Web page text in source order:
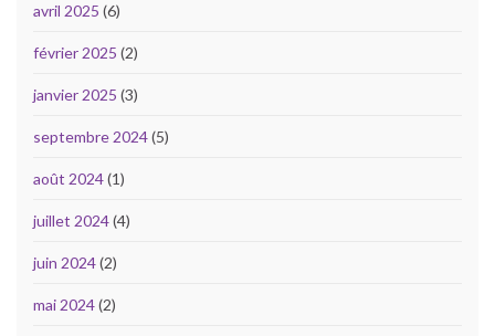
avril 2025 (6)
février 2025 (2)
janvier 2025 (3)
septembre 2024(5)
août 2024(1)
juillet 2024(4)
juin 2024(2)
mai 2024(2)